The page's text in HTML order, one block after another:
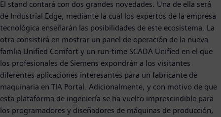
El stand contará con dos grandes novedades. Una de ella será
de Industrial Edge, mediante la cual los expertos de la empresa
tecnológica enseñarán las posibilidades de este ecosistema. La
otra consistirá en mostrar un panel de operación de la nueva
famlia Unified Comfort y un run-time SCADA Unified en el que
los profesionales de Siemens expondrán a los visitantes
diferentes aplicaciones interesantes para un fabricante de
maquinaria en TIA Portal. Adicionalmente, y con motivo de que
esta plataforma de ingeniería se ha vuelto imprescindible para
los programadores y diseñadores de máquinas de producción,